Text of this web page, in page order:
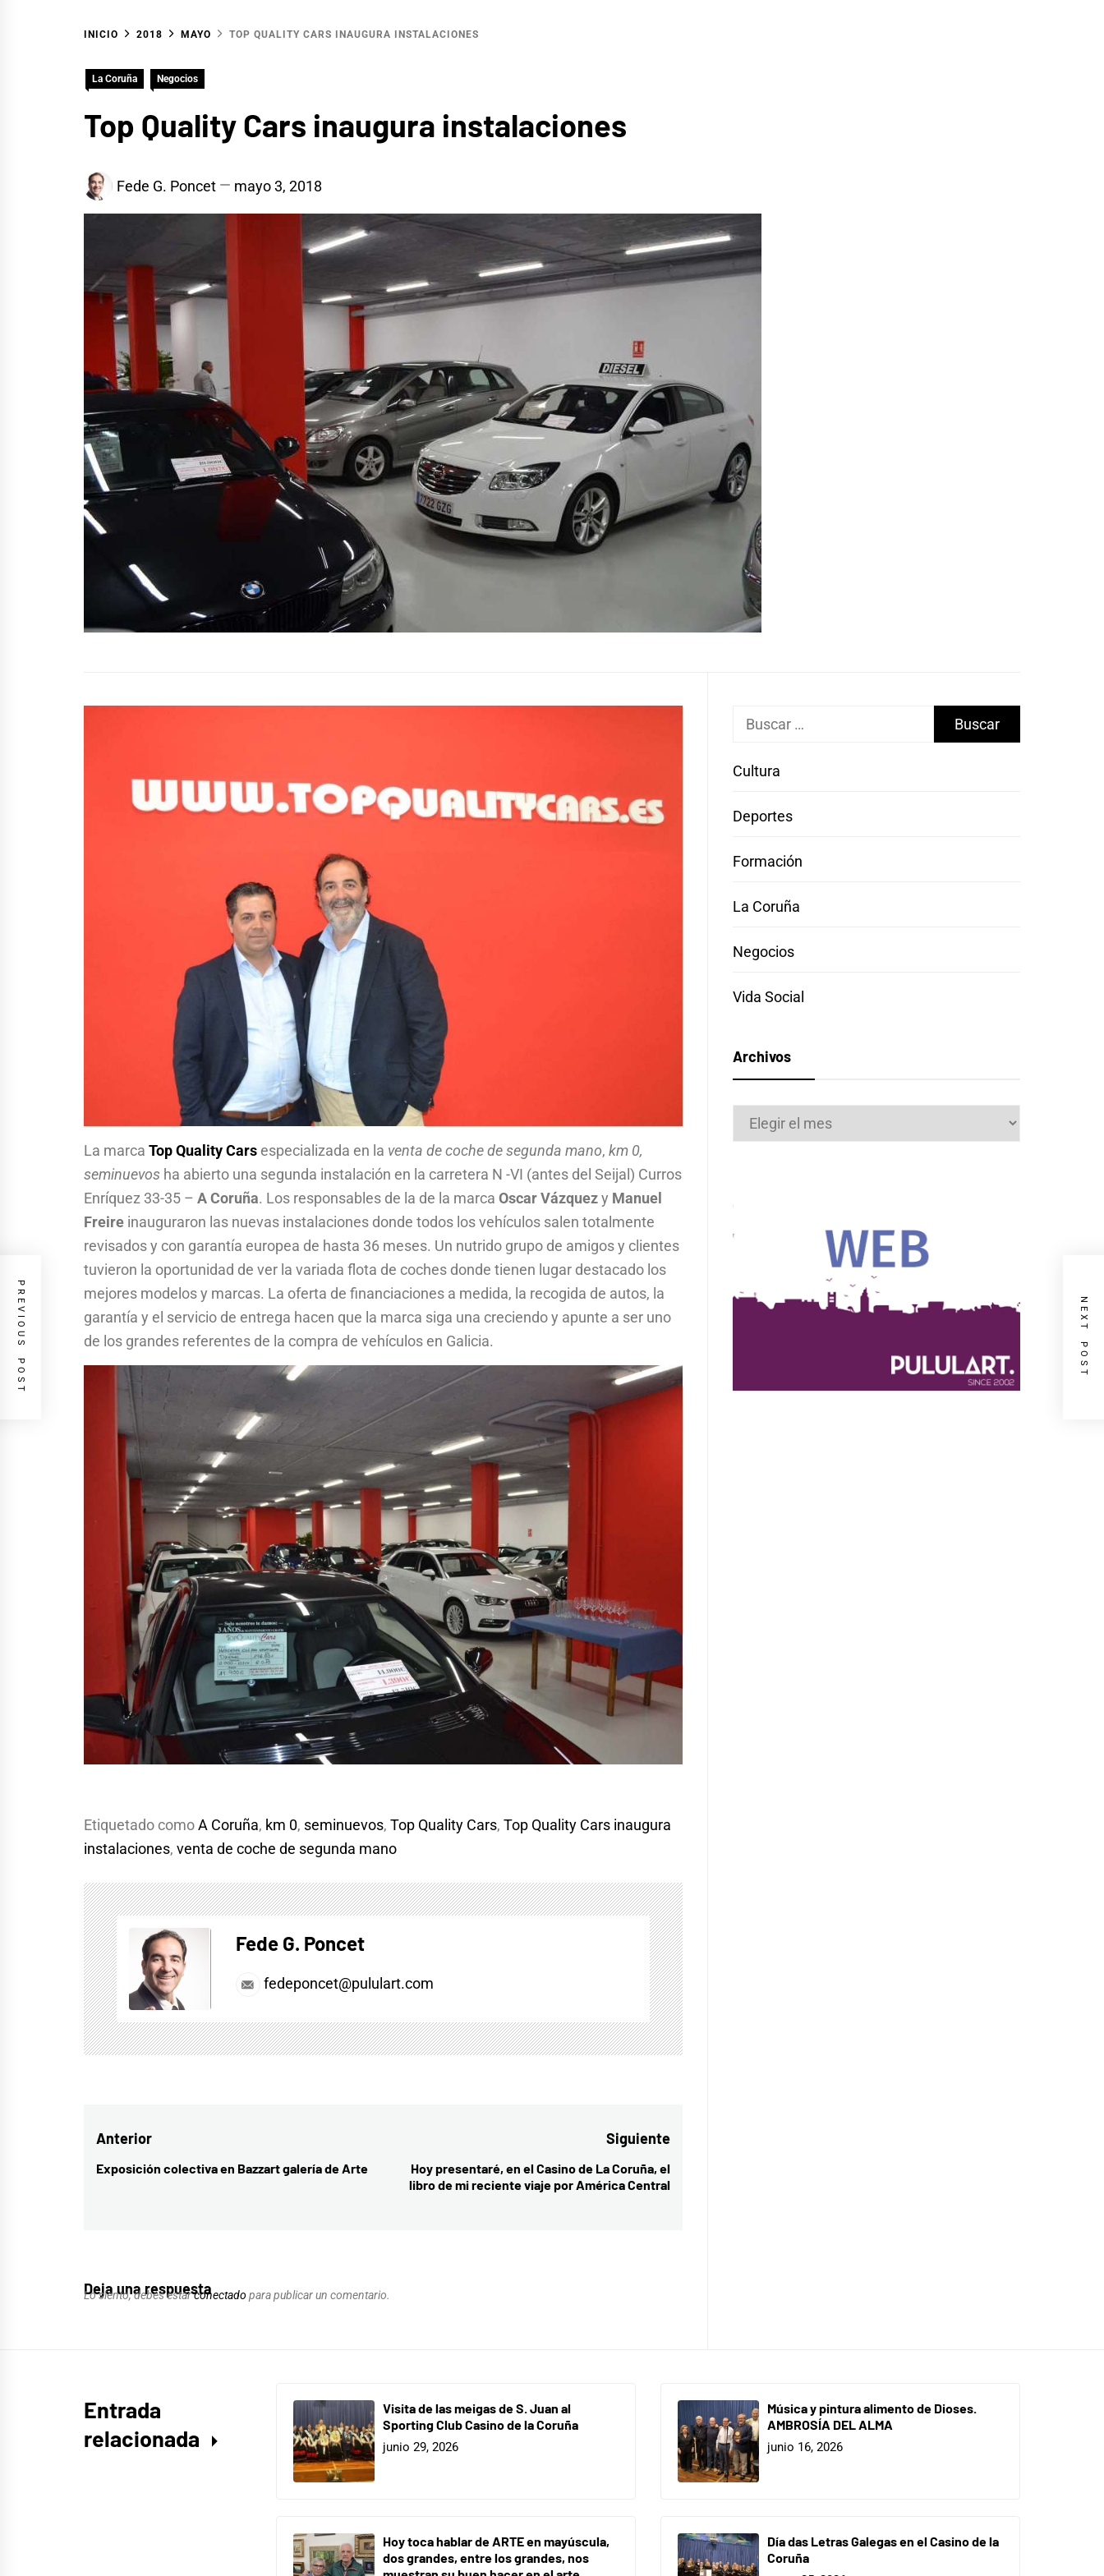
INICIO 2018 MAYO TOP QUALITY CARS INAUGURA INSTALACIONES
La Coruña Negocios
Top Quality Cars inaugura instalaciones
Fede G. Poncet mayo 3, 2018
La marca Top Quality Cars especializada en la venta de coche de segunda mano, km 0,
seminuevos ha abierto una segunda instalación en la carretera N -VI (antes del Seijal) Curros
Enríquez 33-35 – A Coruña. Los responsables de la de la marca Oscar Vázquezy Manuel
Freire inauguraron las nuevas instalaciones donde todos los vehículos salen totalmente
revisados y con garantía europea de hasta 36 meses. Un nutrido grupo de amigos y clientes
tuvieron la oportunidad de ver la variada flota de coches donde tienen lugar destacado los
mejores modelos y marcas. La oferta de financiaciones a medida, la recogida de autos, la
garantía y el servicio de entrega hacen que la marca siga una creciendo y apunte a ser uno
de los grandes referentes de la compra de vehículos en Galicia.
Etiquetado comoA Coruña, km 0, seminuevos, Top Quality Cars, Top Quality Cars inaugura
instalaciones, venta de coche de segunda mano
Fede G. Poncet
fedeponcet@pululart.com
Navegación
de
Anterior
Entrada
Exposición colectiva en Bazzart galería de Arte
Siguiente
Entrada
siguiente:
Hoy presentaré, en el Casino de La Coruña, el
libro de mi reciente viaje por América Central
PREVIOUS POST NEXT POST
Deja una respuesta
Lo siento, debes estarconectado para publicar un comentario.
Buscar:
Cultura
Deportes
Formación
La Coruña
Negocios
Vida Social
Archivos
Archivos
Entrada
relacionada
Visita de las meigas de S. Juan al
Sporting Club Casino de la Coruña
junio 29, 2026
Música y pintura alimento de Dioses.
AMBROSÍA DEL ALMA
junio 16, 2026
Hoy toca hablar de ARTE en mayúscula,
dos grandes, entre los grandes, nos
Día das Letras Galegas en el Casino de la
Coruña